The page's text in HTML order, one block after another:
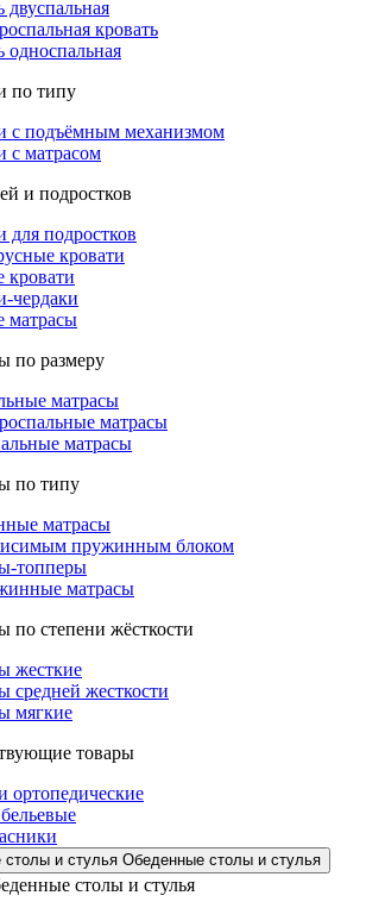
двуспальная
кровать
односпальная
по типу
с подъёмным механизмом
с матрасом
и подростков
для подростков
кровати
кровати
чердаки
матрасы
по размеру
матрасы
матрасы
матрасы
по типу
матрасы
пружинным блоком
топперы
матрасы
по степени жёсткости
жесткие
средней жесткости
мягкие
товары
ортопедические
Обеденные столы и стулья